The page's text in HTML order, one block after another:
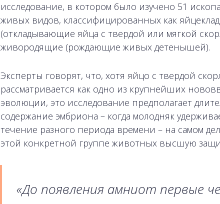
исследование, в котором было изучено 51
живых видов, классифицированных как
(откладывающие яйца с твердой или мягкой
живородящие (рождающие живых детенышей).
Эксперты говорят, что, хотя яйцо с твердой
рассматривается как одно из крупнейших
эволюции, это исследование предполагает
содержание эмбриона – когда молодняк
течение разного периода времени – на самом
этой конкретной группе животных высшую
«До появления амниот первые